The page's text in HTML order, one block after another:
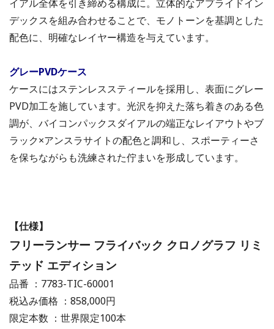
イアル全体を引き締める構成に。立体的なアプライドイン
デックスを組み合わせることで、モノトーンを基調とした
配色に、明確なレイヤー構造を与えています。
グレーPVDケース
ケースにはステンレススティールを採用し、表面にグレー
PVD加工を施しています。光沢を抑えた落ち着きのある色
調が、バイコンパックスダイアルの端正なレイアウトやブ
ラック×アンスラサイトの配色と調和し、スポーティーさ
を保ちながらも洗練された佇まいを形成しています。
【仕様】
フリーランサー フライバック クロノグラフ リミ
テッド エディション
品番 ：7783-TIC-60001
税込み価格 ：858,000円
限定本数 ：世界限定100本